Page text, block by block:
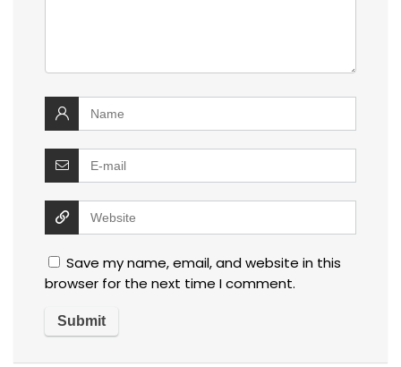
Save my name, email, and website in this
browser for the next time I comment.